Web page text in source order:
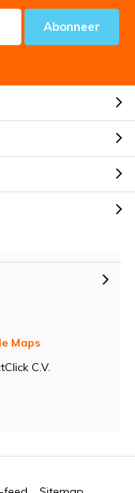
Abonneer
Maps
C.V.